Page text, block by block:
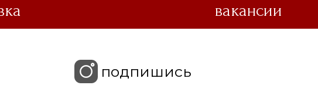
вакансии
подпишись